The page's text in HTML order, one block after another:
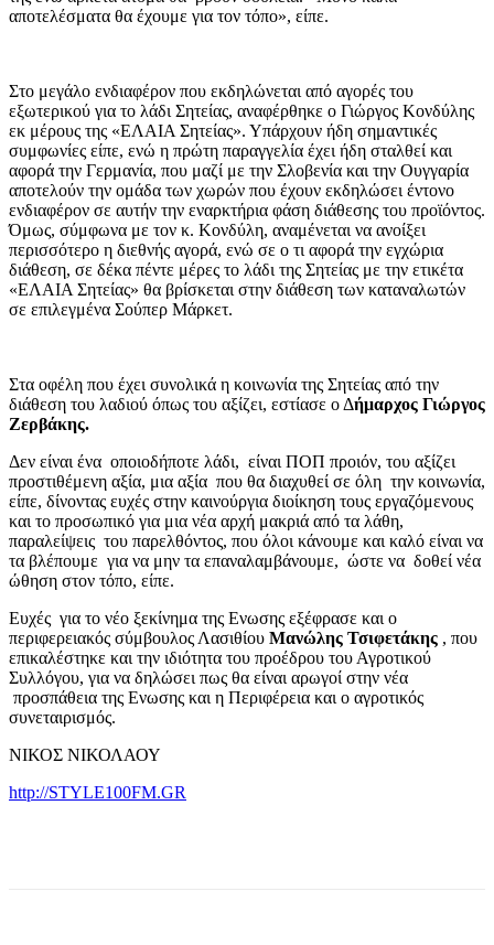
αποτελέσματα θα έχουμε για τον τόπο», είπε.
Στο μεγάλο ενδιαφέρον που εκδηλώνεται από αγορές του
εξωτερικού για το λάδι Σητείας, αναφέρθηκε ο Γιώργος Κονδύλης
εκ μέρους της «ΕΛΑΙΑ Σητείας». Υπάρχουν ήδη σημαντικές
συμφωνίες είπε, ενώ η πρώτη παραγγελία έχει ήδη σταλθεί και
αφορά την Γερμανία, που μαζί με την Σλοβενία και την Ουγγαρία
αποτελούν την ομάδα των χωρών που έχουν εκδηλώσει έντονο
ενδιαφέρον σε αυτήν την εναρκτήρια φάση διάθεσης του προϊόντος.
Όμως, σύμφωνα με τον κ. Κονδύλη, αναμένεται να ανοίξει
περισσότερο η διεθνής αγορά, ενώ σε ο τι αφορά την εγχώρια
διάθεση, σε δέκα πέντε μέρες το λάδι της Σητείας με την ετικέτα
«ΕΛΑΙΑ Σητείας» θα βρίσκεται στην διάθεση των καταναλωτών
σε επιλεγμένα Σούπερ Μάρκετ.
Στα οφέλη που έχει συνολικά η κοινωνία της Σητείας από την
διάθεση του λαδιού όπως του αξίζει, εστίασε ο Δήμαρχος Γιώργος
Ζερβάκης.
Δεν είναι ένα οποιοδήποτε λάδι, είναι ΠΟΠ προιόν, του αξίζει
προστιθέμενη αξία, μια αξία που θα διαχυθεί σε όλη την κοινωνία,
είπε, δίνοντας ευχές στην καινούργια διοίκηση τους εργαζόμενους
και το προσωπικό για μια νέα αρχή μακριά από τα λάθη,
παραλείψεις του παρελθόντος, που όλοι κάνουμε και καλό είναι να
τα βλέπουμε για να μην τα επαναλαμβάνουμε, ώστε να δοθεί νέα
ώθηση στον τόπο, είπε.
Ευχές για το νέο ξεκίνημα της Ενωσης εξέφρασε και ο
περιφερειακός σύμβουλος Λασιθίου Μανώλης Τσιφετάκης , που
επικαλέστηκε και την ιδιότητα του προέδρου του Αγροτικού
Συλλόγου, για να δηλώσει πως θα είναι αρωγοί στην νέα
προσπάθεια της Ενωσης και η Περιφέρεια και ο αγροτικός
συνεταιρισμός.
ΝΙΚΟΣ ΝΙΚΟΛΑΟΥ
http://STYLE100FM.GR